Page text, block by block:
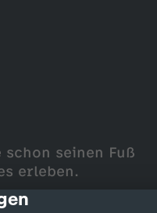
seinen Fuß
erleben.